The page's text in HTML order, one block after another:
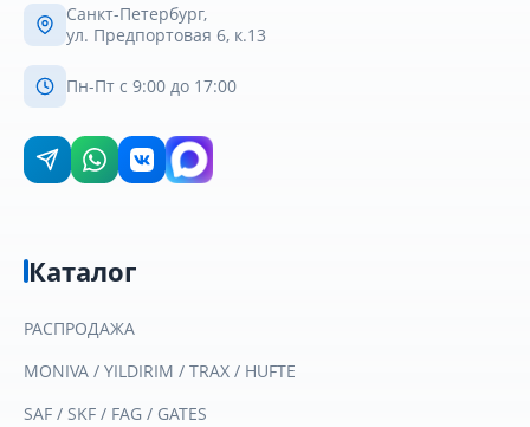
Санкт-Петербург,
ул. Предпортовая 6, к.13
Пн-Пт с 9:00 до 17:00
Каталог
РАСПРОДАЖА
MONIVA / YILDIRIM / TRAX / HUFTE
SAF / SKF / FAG / GATES